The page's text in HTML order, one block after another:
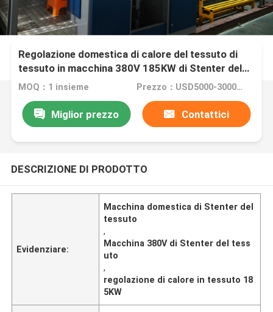
Regolazione domestica di calore del tessuto di
tessuto in macchina 380V 185KW di Stenter del
tessuto
MOQ：1 insieme Prezzo：USD5000-300000
Miglior prezzo Contattici
DESCRIZIONE DI PRODOTTO
Evidenziare:
Macchina domestica di Stenter del
tessuto
,
Macchina 380V di Stenter del tess
uto
,
regolazione di calore in tessuto 18
5KW